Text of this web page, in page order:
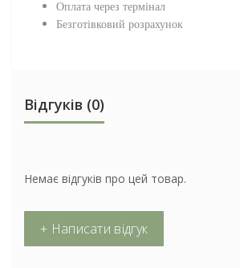
Оплата через термінал
Безготівковий розрахунок
Відгуків (0)
Немає відгуків про цей товар.
+ Написати відгук